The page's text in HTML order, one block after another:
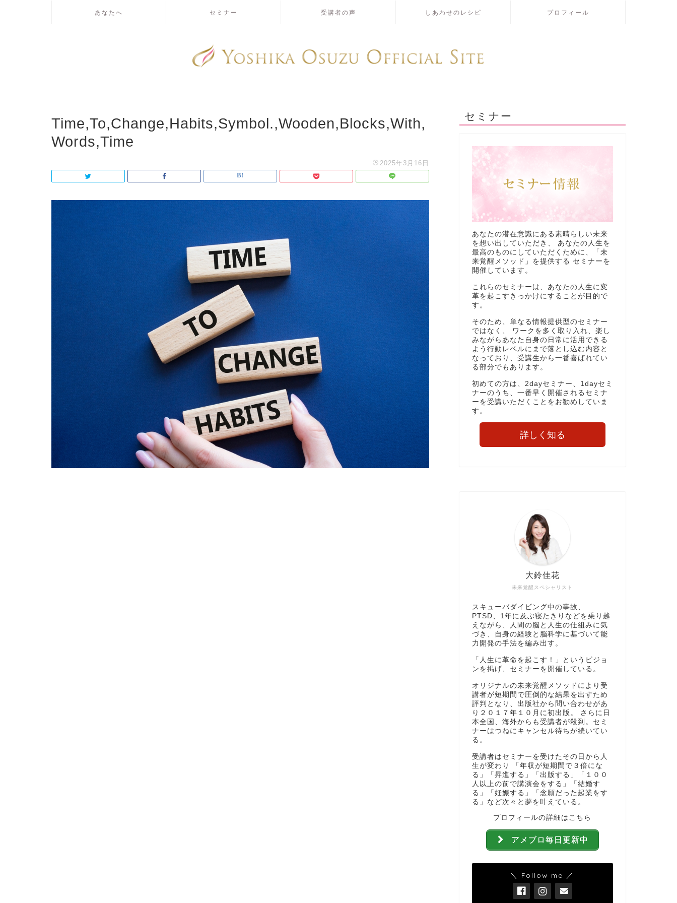
あなたへ セミナー 受講者の声 しあわせのレシピ プロフィール
Time,To,Change,Habits,Symbol.,Wooden,Blocks,With,
Words,Time
2025年3月16日
セミナー
あなたの潜在意識にある素晴らしい未来
を想い出していただき、 あなたの人生を
最高のものにしていただくために、「未
来覚醒メソッド」を提供する セミナーを
開催しています。
これらのセミナーは、あなたの人生に変
革を起こすきっかけにすることが目的で
す。
そのため、単なる情報提供型のセミナー
ではなく、 ワークを多く取り入れ、楽し
みながらあなた自身の日常に活用できる
よう行動レベルにまで落とし込む内容と
なっており、受講生から一番喜ばれてい
る部分でもあります。
初めての方は、2dayセミナー、1dayセミ
ナーのうち、一番早く開催されるセミナ
ーを受講いただくことをお勧めしていま
す。
詳しく知る
未来覚醒スペシャリスト
大鈴佳花
スキューバダイビング中の事故、
PTSD、1年に及ぶ寝たきりなどを乗り越
えながら、人間の脳と人生の仕組みに気
づき、自身の経験と脳科学に基づいて能
力開発の手法を編み出す。
「人生に革命を起こす！」というビジョ
ンを掲げ、セミナーを開催している。
オリジナルの未来覚醒メソッドにより受
講者が短期間で圧倒的な結果を出すため
評判となり、出版社から問い合わせがあ
り２０１７年１０月に初出版。 さらに日
本全国、海外からも受講者が殺到。セミ
ナーはつねにキャンセル待ちが続いてい
る。
受講者はセミナーを受けたその日から人
生が変わり 「年収が短期間で３倍にな
る」「昇進する」「出版する」「１００
人以上の前で講演会をする」「結婚す
る」「妊娠する」「念願だった起業をす
る」など次々と夢を叶えている。
プロフィールの詳細はこちら
アメブロ毎日更新中
＼ Follow me ／